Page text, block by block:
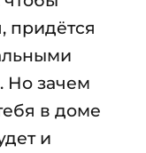
придётся
Но зачем
в доме
и